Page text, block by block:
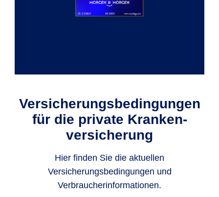
Versicherungs­bedin­gun­gen
für die private Kranken­
versicherung
Hier finden Sie die aktuellen
Versicherungsbedingungen und
Verbraucherinformationen.